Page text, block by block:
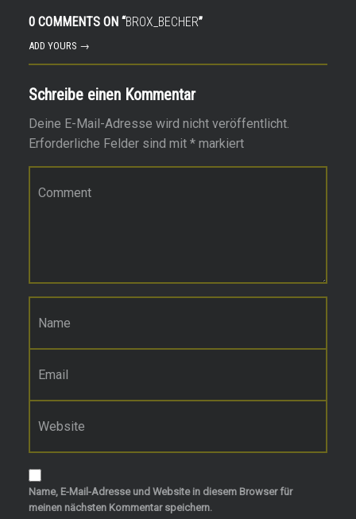
0 COMMENTS ON “BROX_BECHER”
ADD YOURS →
Schreibe einen Kommentar
Deine E-Mail-Adresse wird nicht veröffentlicht.
Erforderliche Felder sind mit *markiert
Name
*
Website
Name, E-Mail-Adresse und Website in diesem Browser für
meinen nächsten Kommentar speichern.